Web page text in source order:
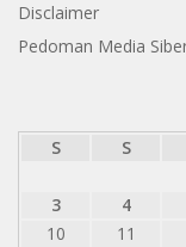
Disclaimer
Pedoman Media
S
S
3
4
10
11